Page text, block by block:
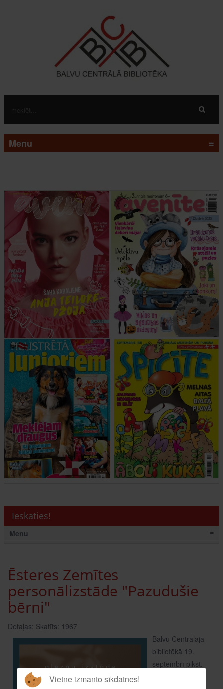
Menu ≡
Ieskaties!
Menu ≡
Ēsteres Zemītes
personālizstāde "Pazudušie
bērni"
Detaļas: Skatīts: 1967
Balvu Centrālajā
bibliotēkā 19.
septembrī plkst.
Vietne izmanto sīkdatnes!